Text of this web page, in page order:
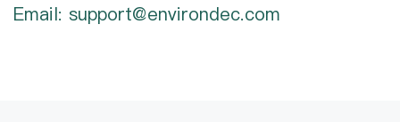
Email: support@environdec.com